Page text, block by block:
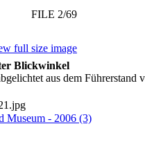
FILE 2/69
Blickwinkel
aus dem Führerstand
Museum - 2006 (3)